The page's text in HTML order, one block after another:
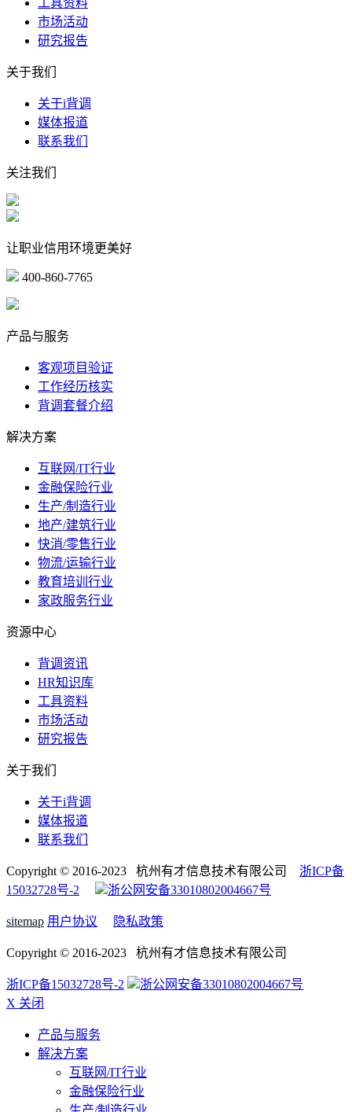
市场活动
研究报告
关于我们
关于i背调
媒体报道
联系我们
关注我们
让职业信用环境更美好
400-860-7765
产品与服务
客观项目验证
工作经历核实
背调套餐介绍
解决方案
互联网/IT行业
金融保险行业
生产/制造行业
地产/建筑行业
快消/零售行业
物流/运输行业
教育培训行业
家政服务行业
资源中心
背调资讯
HR知识库
工具资料
市场活动
研究报告
关于我们
关于i背调
媒体报道
联系我们
Copyright © 2016-2023 杭州有才信息技术有限公司 浙ICP备
15032728号-2
浙公网安备33010802004667号
sitemap 用户协议 隐私政策
Copyright © 2016-2023 杭州有才信息技术有限公司
浙ICP备15032728号-2
浙公网安备33010802004667号
X 关闭
产品与服务
解决方案
互联网/IT行业
金融保险行业